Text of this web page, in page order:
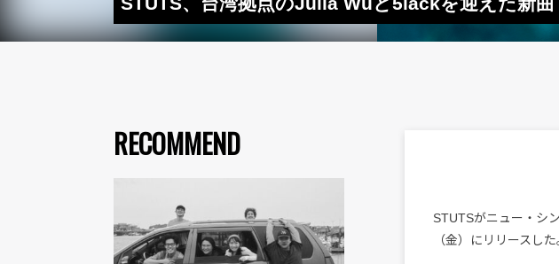
RECOMMEND
STUTSがニュー・シ
（金）にリリースした